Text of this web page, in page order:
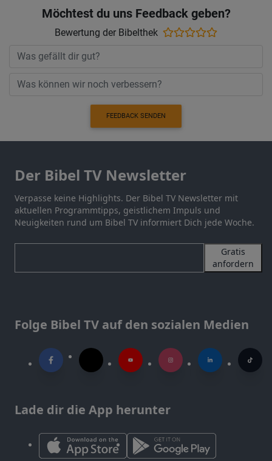
Möchtest du uns Feedback geben?
Bewertung der Bibelthek
FEEDBACK SENDEN
Der Bibel TV Newsletter
Verpasse keine Highlights. Der Bibel TV Newsletter mit
aktuellen Programmtipps, geistlichem Impuls und
Neuigkeiten rund um Bibel TV informiert Dich jede Woche.
Gratis
anfordern
Folge Bibel TV auf den sozialen Medien
Lade dir die App herunter